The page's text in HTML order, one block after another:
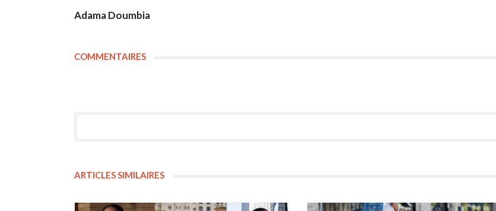
Adama Doumbia
COMMENTAIRES
ARTICLES SIMILAIRES